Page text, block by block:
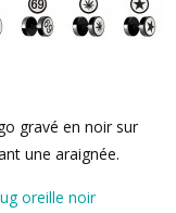
gravé en noir sur
une araignée.
oreille noir